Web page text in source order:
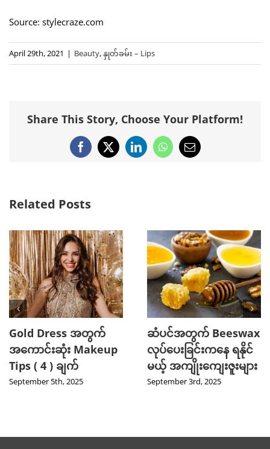
Source: stylecraze.com
April 29th, 2021 | Beauty,နှုတ်ခမ်း – Lips
Share This Story, Choose Your Platform!
Facebook
X LinkedInWhatsApp
Email
Related Posts
Gold Dress အတွက်
အကောင်းဆုံး Makeup
Tips ( 4 ) ချက်
September 5th, 2025
ဆံပင်အတွက် Beeswax
လုပ်ပေးခြင်းကနေ ရနိုင်
မယ့် အကျိုးကျေးဇူးများ
September 3rd, 2025